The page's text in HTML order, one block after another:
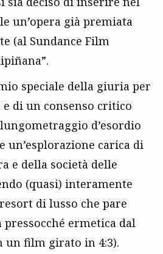
un’opera già premiata
(al Sundance Film
speciale della giuria per
di un consenso critico
d’esordio
un’esplorazione carica di
e della società delle
(quasi) interamente
di lusso che pare
ermetica dal
un film girato in 4:3).